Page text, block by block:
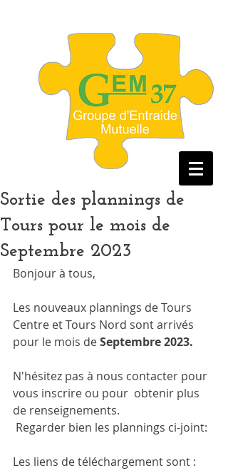
Sortie des plannings de
Tours pour le mois de
Septembre 2023
Bonjour à tous,
Les nouveaux plannings de Tours
Centre et Tours Nord sont arrivés
pour le mois de Septembre 2023.
N'hésitez pas à nous contacter pour
vous inscrire ou pour  obtenir plus
de renseignements.
Regarder bien les plannings ci-joint:
Les liens de téléchargement sont :